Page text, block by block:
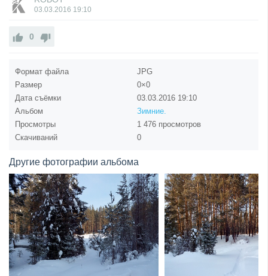
03.03.2016 19:10
0
Формат файла
JPG
Размер
0×0
Дата съёмки
03.03.2016 19:10
Альбом
Зимние.
Просмотры
1 476 просмотров
Скачиваний
0
Другие фотографии альбома